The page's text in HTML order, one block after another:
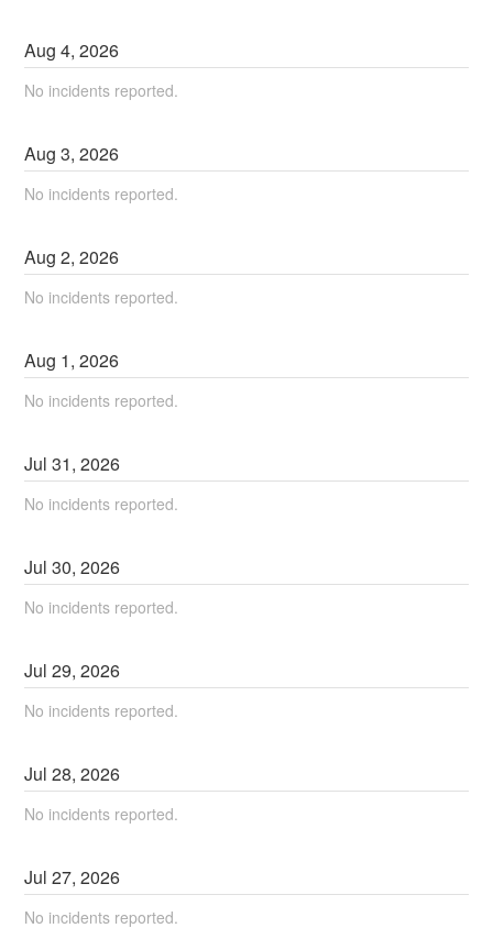
Aug4,2026
No incidents reported.
Aug3,2026
No incidents reported.
Aug2,2026
No incidents reported.
Aug 1,2026
No incidents reported.
Jul31,2026
No incidents reported.
Jul30,2026
No incidents reported.
Jul29,2026
No incidents reported.
Jul28,2026
No incidents reported.
Jul27,2026
No incidents reported.